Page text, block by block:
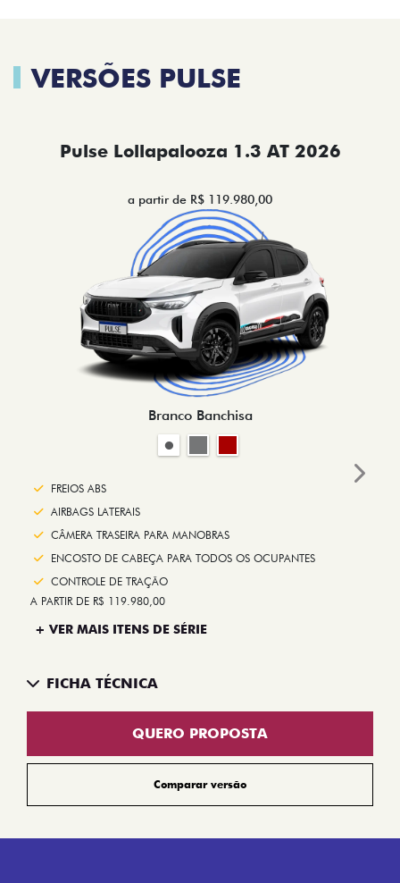
VERSÕES PULSE
Pulse Lollapalooza 1.3 AT 2026
a partir de R$ 119.980,00
Branco Banchisa
FREIOS ABS
AIRBAGS LATERAIS
CÂMERA TRASEIRA PARA MANOBRAS
ENCOSTO DE CABEÇA PARA TODOS OS OCUPANTES
CONTROLE DE TRAÇÃO
A PARTIR DE R$ 119.980,00
+ VER MAIS ITENS DE SÉRIE
FICHA TÉCNICA
QUERO PROPOSTA
Comparar versão
Next